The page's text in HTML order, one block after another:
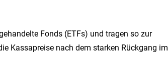
Fonds (ETFs) und tragen so zur
Kassapreise nach dem starken Rückgang im